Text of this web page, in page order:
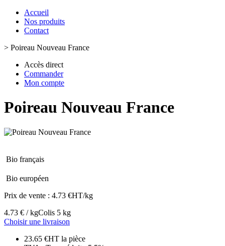
Accueil
Nos produits
Contact
> Poireau Nouveau France
Accès direct
Commander
Mon compte
Poireau Nouveau France
Bio français
Bio européen
Prix de vente : 4.73 €HT/kg
4.73 € / kgColis 5 kg
Choisir une livraison
23.65 €HT la pièce